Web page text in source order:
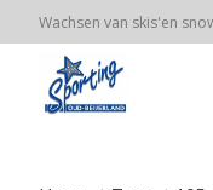
Wachsen van skis'en